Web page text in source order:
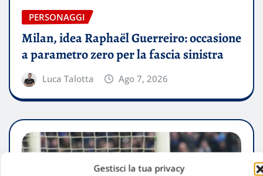
Gestisci la tua privacy
PERSONAGGI
Milan, idea Raphaël Guerreiro: occasione
a parametro zero per la fascia sinistra
Luca Talotta Ago 7, 2026